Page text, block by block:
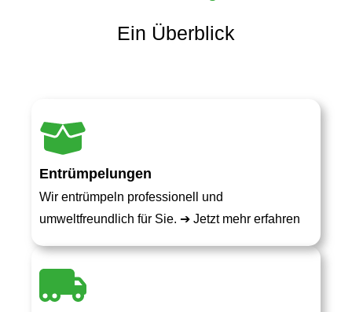
Ein Überblick
Entrümpelungen
Wir entrümpeln professionell und
umweltfreundlich für Sie. ➔ Jetzt mehr erfahren